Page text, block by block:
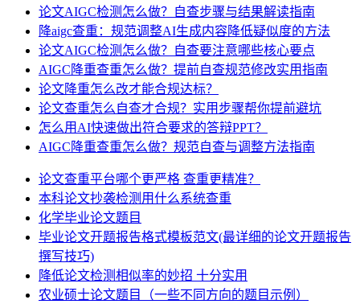
论文AIGC检测怎么做？自查步骤与结果解读指南
降aigc查重：规范调整AI生成内容降低疑似度的方法
论文AIGC检测怎么做？自查要注意哪些核心要点
AIGC降重查重怎么做？提前自查规范修改实用指南
论文降重怎么改才能合规达标？
论文查重怎么自查才合规？实用步骤帮你提前避坑
怎么用AI快速做出符合要求的答辩PPT？
AIGC降重查重怎么做？规范自查与调整方法指南
论文查重平台哪个更严格 查重更精准？
本科论文抄袭检测用什么系统查重
化学毕业论文题目
毕业论文开题报告格式模板范文(最详细的论文开题报告
撰写技巧)
降低论文检测相似率的妙招 十分实用
农业硕士论文题目（一些不同方向的题目示例）